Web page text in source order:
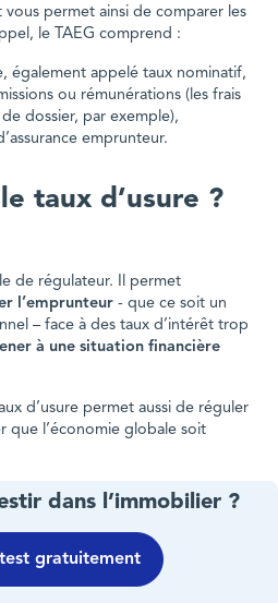
permet ainsi de comparer les
le TAEG comprend :
également appelé taux nominatif,
ou rémunérations (les frais
dossier, par exemple),
emprunteur.
taux d’usure ?
de régulateur. Il permet
l’emprunteur - que ce soit un
– face à des taux d’intérêt trop
à une situation financière
d’usure permet aussi de réguler
que l’économie globale soit
dans l’immobilier ?
gratuitement